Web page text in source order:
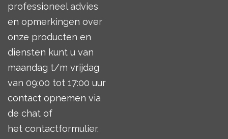
professioneel advies
en opmerkingen over
onze producten en
diensten kunt u van
maandag t/m vrijdag
van 09:00 tot 17:00 uur
contact opnemen via
de chat of
het contactformulier.